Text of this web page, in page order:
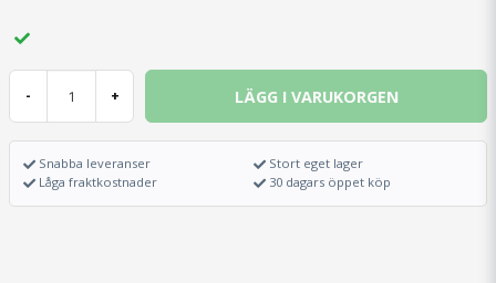
- + LÄGG I VARUKORGEN
Snabba leveranser
Låga fraktkostnader
Stort eget lager
30 dagars öppet köp